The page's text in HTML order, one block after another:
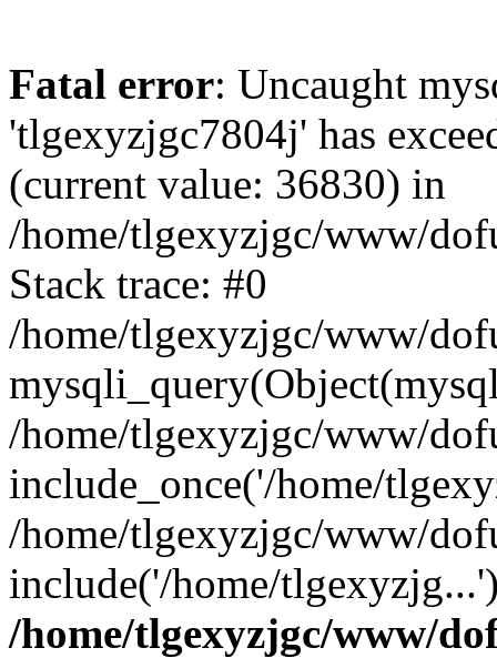
Fatal error: Uncaught
'tlgexyzjgc7804j' has
(current value: 36830) in
/home/tlgexyzjgc/www/
Stack trace: #0
/home/tlgexyzjgc/www/
/home/tlgexyzjgc/www/
include_once('/home/
/home/tlgexyzjgc/www/
include('/home/
/home/tlgexyzjgc/www/